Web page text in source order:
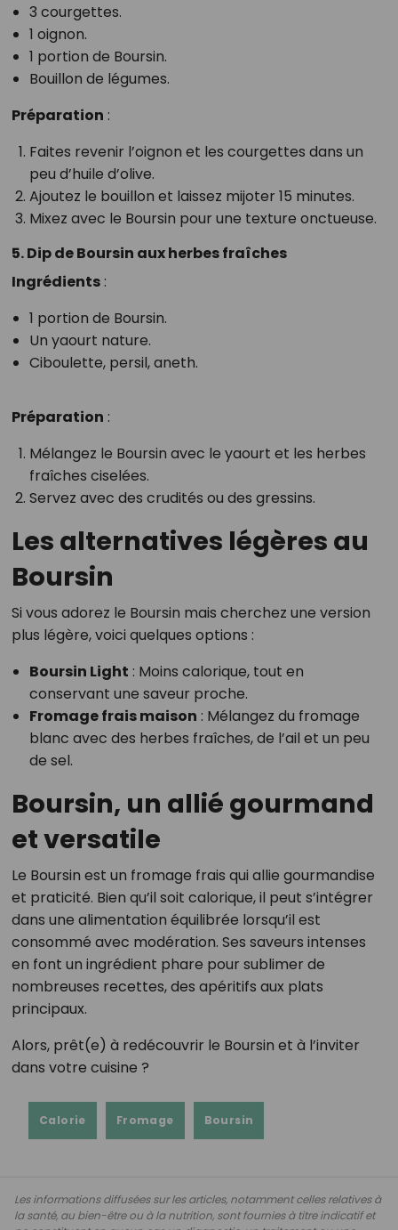
3 courgettes.
1 oignon.
1 portion de Boursin.
Bouillon de légumes.
Préparation :
Faites revenir l’oignon et les courgettes dans un
peu d’huile d’olive.
Ajoutez le bouillon et laissez mijoter 15 minutes.
Mixez avec le Boursin pour une texture onctueuse.
5. Dip de Boursin aux herbes fraîches
Ingrédients:
1 portion de Boursin.
Un yaourt nature.
Ciboulette, persil, aneth.
Préparation :
Mélangez le Boursin avec le yaourt et les herbes
fraîches ciselées.
Servez avec des crudités ou des gressins.
Les alternatives légères au
Boursin
Si vous adorez le Boursin mais cherchez une version
plus légère, voici quelques options :
Boursin Light : Moins calorique, tout en
conservant une saveur proche.
Fromage frais maison : Mélangez du fromage
blanc avec des herbes fraîches, de l’ail et un peu
de sel.
Boursin, un allié gourmand
et versatile
Le Boursin est un fromage frais qui allie gourmandise
et praticité. Bien qu’il soit calorique, il peut s’intégrer
dans une alimentation équilibrée lorsqu’il est
consommé avec modération. Ses saveurs intenses
en font un ingrédient phare pour sublimer de
nombreuses recettes, des apéritifs aux plats
principaux.
Alors, prêt(e) à redécouvrir le Boursin et à l’inviter
dans votre cuisine ?
Calorie Fromage Boursin
Les informations diffusées sur les articles, notamment celles relatives à
la santé, au bien-être ou à la nutrition, sont fournies à titre indicatif et